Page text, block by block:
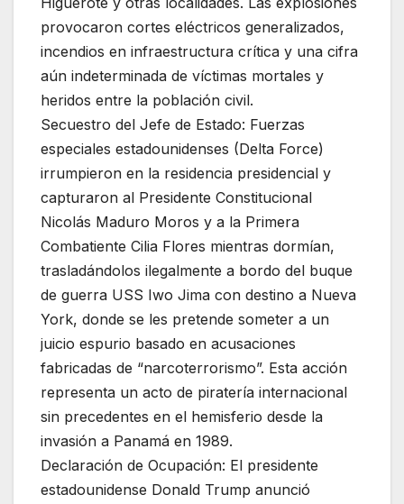
provocaron cortes eléctricos generalizados,
incendios en infraestructura crítica y una cifra
aún indeterminada de víctimas mortales y
heridos entre la población civil.
Secuestro del Jefe de Estado: Fuerzas
especiales estadounidenses (Delta Force)
irrumpieron en la residencia presidencial y
capturaron al Presidente Constitucional
Nicolás Maduro Moros y a la Primera
Combatiente Cilia Flores mientras dormían,
trasladándolos ilegalmente a bordo del buque
de guerra USS Iwo Jima con destino a Nueva
York, donde se les pretende someter a un
juicio espurio basado en acusaciones
fabricadas de “narcoterrorismo”. Esta acción
representa un acto de piratería internacional
sin precedentes en el hemisferio desde la
invasión a Panamá en 1989.
Declaración de Ocupación: El presidente
estadounidense Donald Trump anunció